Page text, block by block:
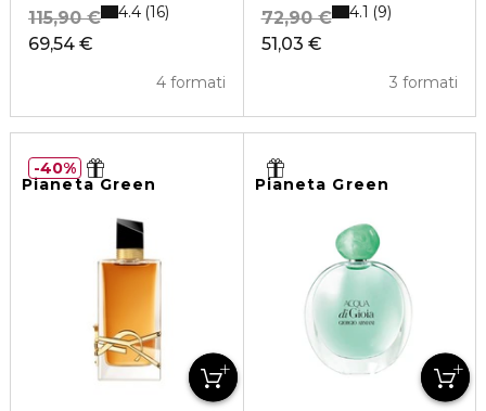
69,54 €
115,90 €
4 formati
4.4 16
51,03 €
72,90 €
3 formati
4.1 9
Pianeta Green
40%
Pianeta Green